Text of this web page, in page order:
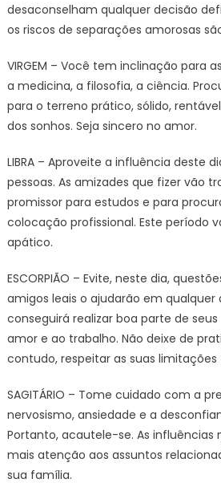
desaconselham qualquer decisão
os riscos de separações amorosas
VIRGEM – Você tem inclinação para
a medicina, a filosofia, a ciência.
para o terreno prático, sólido,
dos sonhos. Seja sincero no amor.
LIBRA – Aproveite a influência deste
pessoas. As amizades que fizer vão
promissor para estudos e para
colocação profissional. Este período
apático.
ESCORPIÃO – Evite, neste dia,
amigos leais o ajudarão em qualquer
conseguirá realizar boa parte de
amor e ao trabalho. Não deixe de
contudo, respeitar as suas limitações
SAGITÁRIO – Tome cuidado com a
nervosismo, ansiedade e a
Portanto, acautele-se. As influências
mais atenção aos assuntos
sua família.